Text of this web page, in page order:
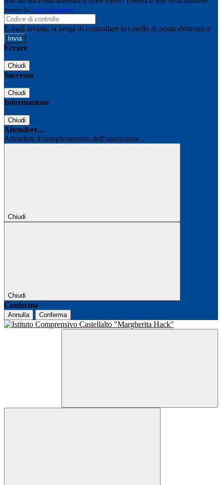
tramite la Login Spaggiari
E-mail inviata, si prega di controllare la casella di posta elettronica!
Errore
Chiudi
Successo
Chiudi
Informazione
Chiudi
Attendere...
Attendere il completamento dell'operazione...
Chiudi
Chiudi
Conferma
Annulla Conferma